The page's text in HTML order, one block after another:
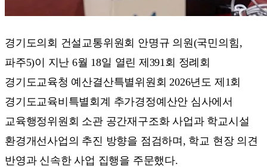
경기도의회 건설교통위원회 안명규 의원(국민의힘,
파주5)이 지난 6월 18일 열린 제391회 정례회
경기도교육청 예산결산특별위원회 2026년도 제1회
경기도교육비특별회계 추가경정예산안 심사에서
교육행정위원회 소관 공간재구조화 사업과 학교시설
환경개선사업의 추진 방향을 점검하며, 학교 현장 의견
반영과 신속한 사업 집행을 주문했다.